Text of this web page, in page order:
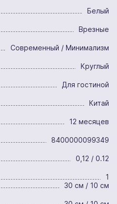
Белый
Врезные
Современный / Минимализм
Круглый
Для гостиной
Китай
12 месяцев
8400000099349
0,12 / 0.12
1
30 см / 10 см